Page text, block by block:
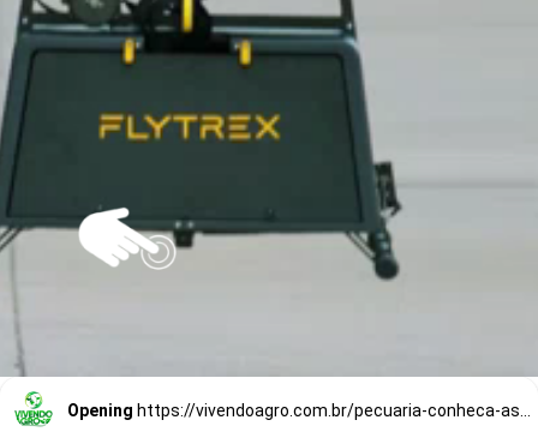
Opening https://vivendoagro.com.br/pecuaria-conheca-as-vantagens-em-usar-tecnologia-no-campo.html